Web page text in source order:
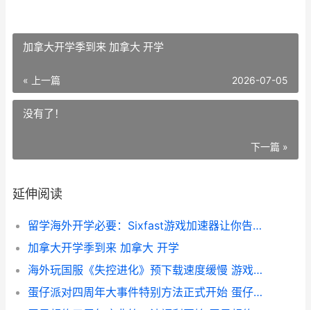
加拿大开学季到来 加拿大 开学
« 上一篇 2026-07-05
没有了！
下一篇 »
延伸阅读
留学海外开学必要：Sixfast游戏加速器让你告别卡顿转圈 海外留学通常包括哪些项目
加拿大开学季到来 加拿大 开学
海外玩国服《失控进化》预下载速度缓慢 游戏国服在外国叫什么服
蛋仔派对四周年大事件特别方法正式开始 蛋仔派对四周年视频